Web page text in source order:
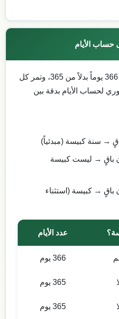
حساب الأيام
السنة الكبيسة تحتوي على 366 يوماً بدلاً من 365، وتمر كل
لحساب الأيام بدقة بين
100 بدون باقٍ → ليست كبيسة
400 بدون باقٍ → كبيسة (استثناء
عدد الأيام
366 يوم
365 يوم
365 يوم